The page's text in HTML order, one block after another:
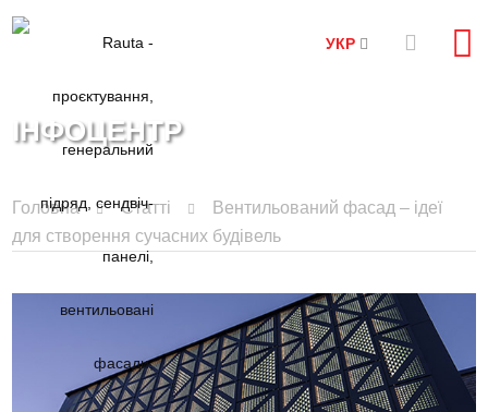
УКР
ІНФОЦЕНТР
Головна Статті
Вентильований фасад – ідеї
для створення сучасних будівель